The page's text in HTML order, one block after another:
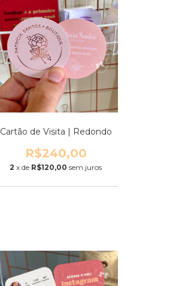
Cartão de Visita | Redondo
R$240,00
2 x de R$120,00 sem juros